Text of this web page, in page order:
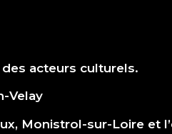
acteurs culturels.
Velay
Monistrol-sur-Loire et